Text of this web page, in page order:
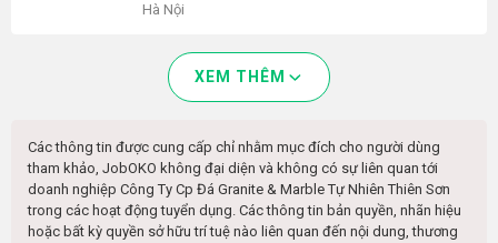
Hà Nội
XEM THÊM
Các thông tin được cung cấp chỉ nhằm mục đích cho người dùng
tham khảo, JobOKO không đại diện và không có sự liên quan tới
doanh nghiệp Công Ty Cp Đá Granite & Marble Tự Nhiên Thiên Sơn
trong các hoạt động tuyển dụng. Các thông tin bản quyền, nhãn hiệu
hoặc bất kỳ quyền sở hữu trí tuệ nào liên quan đến nội dung, thương